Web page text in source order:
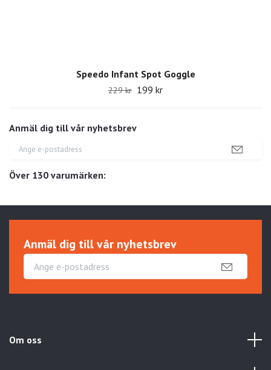
Anmäl dig till vår nyhetsbrev
Över 130 varumärken:
Speedo Infant Spot Goggle
229 kr 199 kr
Anmäl dig till vår nyhetsbrev
Om oss